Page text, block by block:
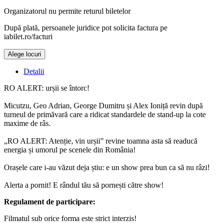
Organizatorul nu permite returul biletelor
După plată, persoanele juridice pot solicita factura pe
iabilet.ro/facturi
Alege locuri
Detalii
RO ALERT: urșii se întorc!
Micutzu, Geo Adrian, George Dumitru și Alex Ioniță revin după
turneul de primăvară care a ridicat standardele de stand-up la cote
maxime de râs.
„RO ALERT: Atenție, vin urșii” revine toamna asta să readucă
energia și umorul pe scenele din România!
Orașele care i-au văzut deja știu: e un show prea bun ca să nu râzi!
Alerta a pornit! E rândul tău să pornești către show!
Regulament de participare:
Filmatul sub orice forma este strict interzis!